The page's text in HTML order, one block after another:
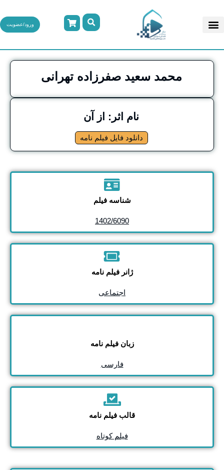
ورود/عضویت
محمد سعید صفرزاده تهرانی
نام اثر: از آن
دانلود فایل فیلم نامه
شناسه فیلم
1402/6090
ژانر فیلم نامه
اجتماعی
زبان فیلم نامه
فارسی
قالب فیلم نامه
فیلم کوتاه